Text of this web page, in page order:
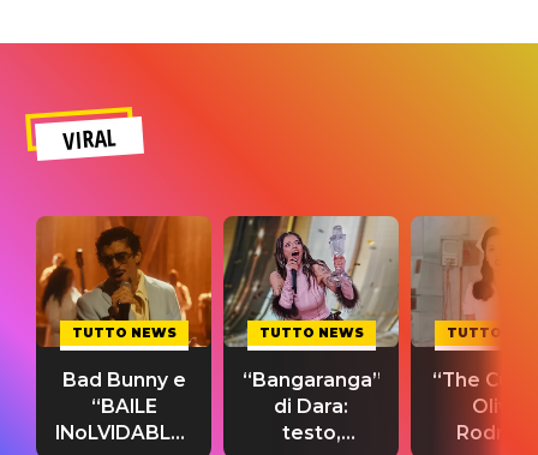
VIRAL
TUTTO NEWS
Bad Bunny e
“BAILE
INoLVIDABLE”:
TUTTO NEWS
“Bangaranga”
di Dara:
testo,
TUTTO
“The
Olivia